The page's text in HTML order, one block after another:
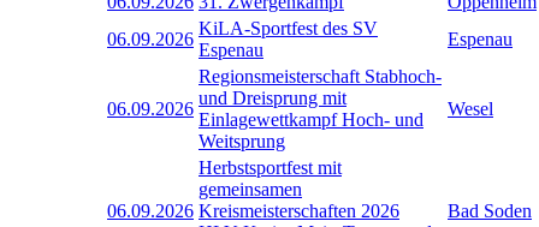
06.09.2026
KiLA-Sportfest des SV
Espenau
Espenau
06.09.2026
Regionsmeisterschaft Stabhoch-
und Dreisprung mit
Einlagewettkampf Hoch- und
Weitsprung
Wesel
06.09.2026
Herbstsportfest mit
gemeinsamen
Kreismeisterschaften 2026
Bad Soden